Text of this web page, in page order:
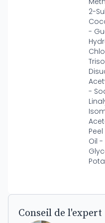
2-
-
-
Oil
Conseil de l'expert